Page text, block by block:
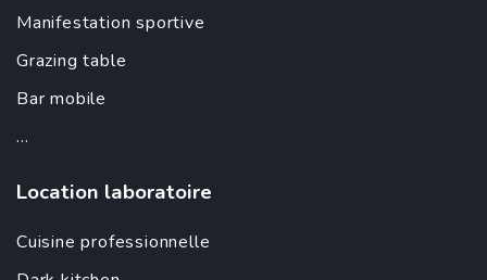
Manifestation sportive
Grazing table
Bar mobile
...
Location laboratoire
Cuisine professionnelle